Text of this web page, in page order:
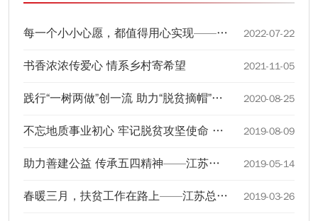
每一个小小心愿，都值得用心实现——江苏总队组织参加“点亮微心愿 争做圆梦人”活动 2022-07-22
书香浓浓传爱心 情系乡村寄希望 2021-11-05
践行“一树两做”创一流 助力“脱贫摘帽”奔小康 ——江苏总队开展2020年度新员工拓训活动 2020-08-25
不忘地质事业初心 牢记脱贫攻坚使命 竞展江苏总队风采——江苏总队开展年度员工团建拓展培训活动 2019-08-09
助力善建公益 传承五四精神——江苏总队开展教育扶贫五四专题活动 2019-05-14
春暖三月，扶贫工作在路上——江苏总队赴石台县开展教育扶贫活动 2019-03-26